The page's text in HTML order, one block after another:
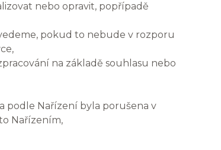
nebo opravit, popřípadě
pokud to nebude v rozporu
na základě souhlasu nebo
podle Nařízení byla porušena v
Nařízením,